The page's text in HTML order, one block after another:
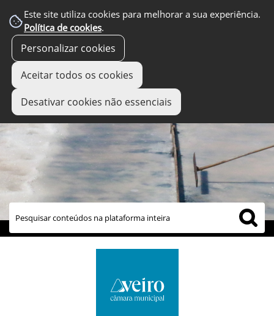
Este site utiliza cookies para melhorar a sua experiência.
Política de cookies.
Personalizar cookies
Aceitar todos os cookies
Desativar cookies não essenciais
links úteis